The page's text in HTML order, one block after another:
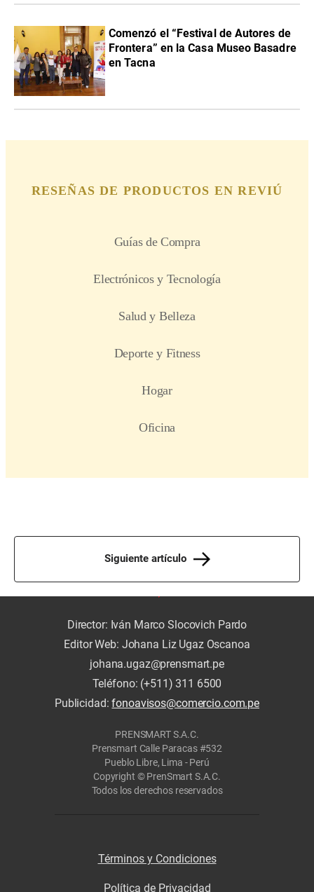
Comenzó el “Festival de Autores de
Frontera” en la Casa Museo Basadre
en Tacna
Siguiente artículo
Director: Iván Marco Slocovich Pardo
Editor Web: Johana Liz Ugaz Oscanoa
johana.ugaz@prensmart.pe
Teléfono: (+511) 311 6500
Publicidad:fonoavisos@comercio.com.pe
PRENSMART S.A.C.
Prensmart Calle Paracas #532
Pueblo Libre, Lima - Perú
Copyright © PrenSmart S.A.C.
Todos los derechos reservados
Términos y Condiciones
Política de Privacidad